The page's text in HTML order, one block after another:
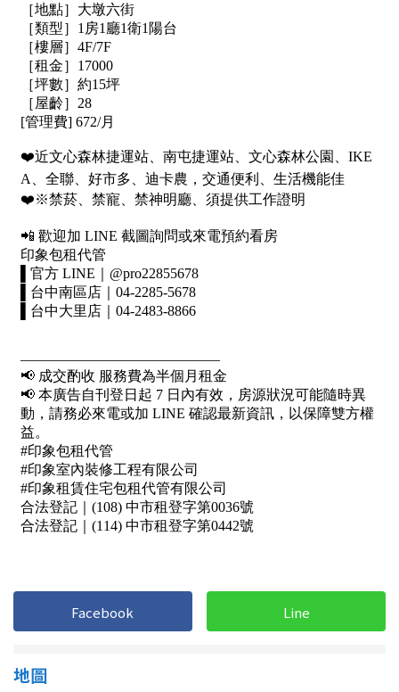
屏東縣
台東縣
花蓮縣
金門連江
樓層
不拘
1樓
3樓 4樓
21樓以上
~
格局
不拘
1房
2房
4房 5房以上
不拘
5 年以下
Facebook Line
地圖